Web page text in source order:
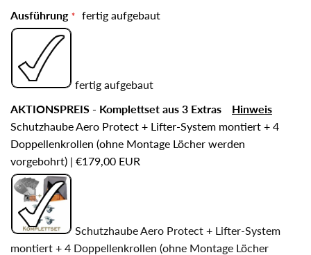
Ausführung
fertig aufgebaut
fertig aufgebaut
AKTIONSPREIS - Komplettset aus 3 Extras
Hinweis
Schutzhaube Aero Protect + Lifter-System montiert + 4
Doppellenkrollen (ohne Montage Löcher werden
vorgebohrt) | €179,00 EUR
Schutzhaube Aero Protect + Lifter-System
montiert + 4 Doppellenkrollen (ohne Montage Löcher